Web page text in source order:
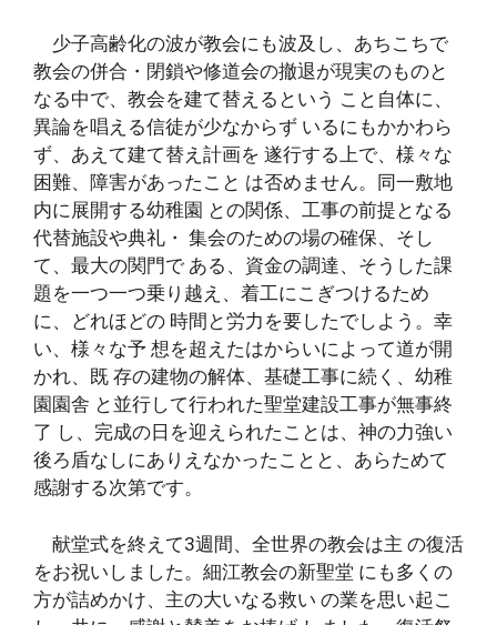
少子高齢化の波が教会にも波及し、あちこちで
教会の併合・閉鎖や修道会の撤退が現実のものと
なる中で、教会を建て替えるという こと自体に、
異論を唱える信徒が少なからず いるにもかかわら
ず、あえて建て替え計画を 遂行する上で、様々な
困難、障害があったこと は否めません。同一敷地
内に展開する幼稚園 との関係、工事の前提となる
代替施設や典礼・ 集会のための場の確保、そし
て、最大の関門で ある、資金の調達、そうした課
題を一つ一つ乗り越え、着工にこぎつけるため
に、どれほどの 時間と労力を要したでしよう。幸
い、様々な予 想を超えたはからいによって道が開
かれ、既 存の建物の解体、基礎工事に続く、幼稚
園園舎 と並行して行われた聖堂建設工事が無事終
了 し、完成の日を迎えられたことは、神の力強い
後ろ盾なしにありえなかったことと、あらためて
感謝する次第です。
献堂式を終えて3週間、全世界の教会は主 の復活
をお祝いしました。細江教会の新聖堂 にも多くの
方が詰めかけ、主の大いなる救い の業を思い起こ